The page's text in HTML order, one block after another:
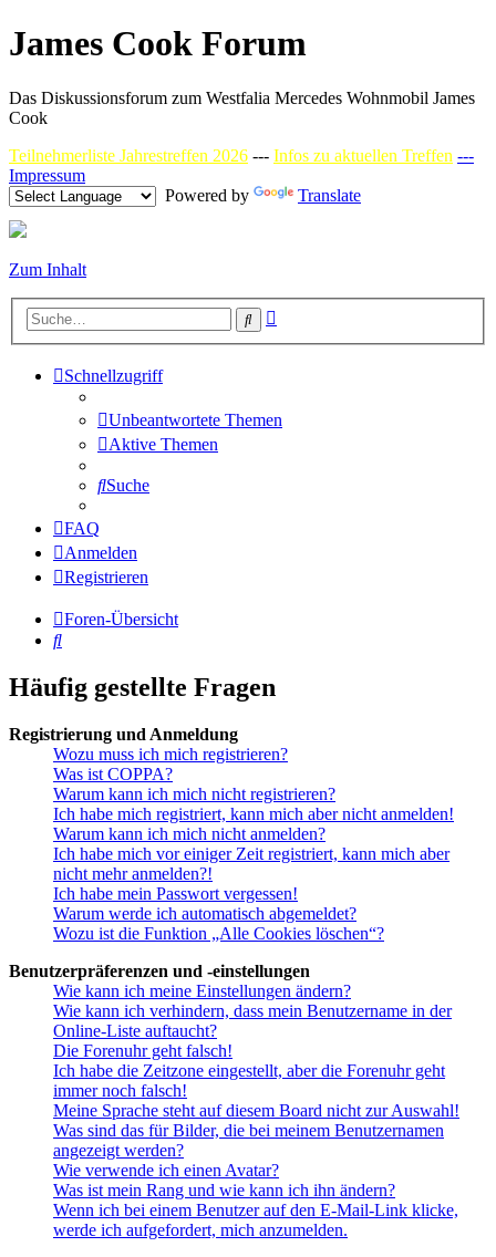
James Cook Forum
Das Diskussionsforum zum Westfalia Mercedes Wohnmobil James
Cook
Teilnehmerliste Jahrestreffen 2026 --- Infos zu aktuellen Treffen ---
Impressum
Powered by
Translate
Zum Inhalt
Suche
Schnellzugriff
Unbeantwortete Themen
Aktive Themen
Suche
FAQ
Anmelden
Registrieren
Foren-Übersicht
Suche
Häufig gestellte Fragen
Registrierung und Anmeldung
Wozu muss ich mich registrieren?
Was ist COPPA?
Warum kann ich mich nicht registrieren?
Ich habe mich registriert, kann mich aber nicht anmelden!
Warum kann ich mich nicht anmelden?
Ich habe mich vor einiger Zeit registriert, kann mich aber
nicht mehr anmelden?!
Ich habe mein Passwort vergessen!
Warum werde ich automatisch abgemeldet?
Wozu ist die Funktion „Alle Cookies löschen“?
Benutzerpräferenzen und -einstellungen
Wie kann ich meine Einstellungen ändern?
Wie kann ich verhindern, dass mein Benutzername in der
Online-Liste auftaucht?
Die Forenuhr geht falsch!
Ich habe die Zeitzone eingestellt, aber die Forenuhr geht
immer noch falsch!
Meine Sprache steht auf diesem Board nicht zur Auswahl!
Was sind das für Bilder, die bei meinem Benutzernamen
angezeigt werden?
Wie verwende ich einen Avatar?
Was ist mein Rang und wie kann ich ihn ändern?
Wenn ich bei einem Benutzer auf den E-Mail-Link klicke,
werde ich aufgefordert, mich anzumelden.